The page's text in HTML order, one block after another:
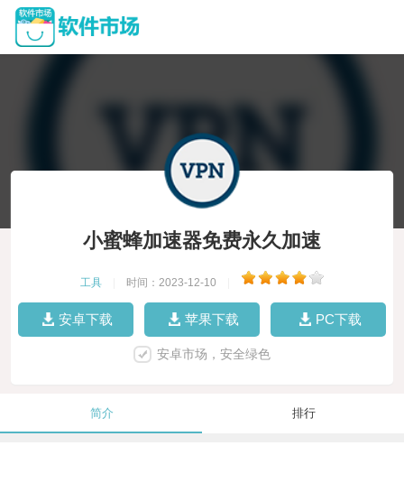
小蜜蜂加速器免费永久加速
工具 时间：2023-12-10
安卓下载 苹果下载 PC下载
安卓市场，安全绿色
简介 排行